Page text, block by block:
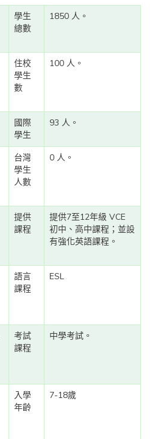
學生
總數
1850 人。
住校
學生
數
100 人。
國際
學生
93 人。
台灣
學生
人數
0 人。
提供
課程
提供7至12年級 VCE
初中、高中課程；並設
有強化英語課程。
語言
課程
ESL
考試
課程
中學考試。
入學
年齡
7-18歲